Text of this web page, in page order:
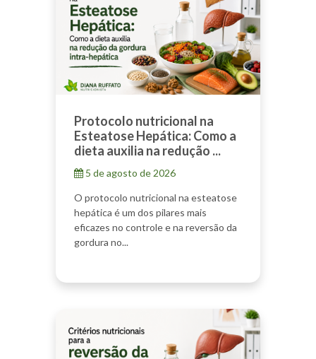
Protocolo nutricional na
Esteatose Hepática: Como a
dieta auxilia na redução ...
5 de agosto de 2026
O protocolo nutricional na esteatose
hepática é um dos pilares mais
eficazes no controle e na reversão da
gordura no...